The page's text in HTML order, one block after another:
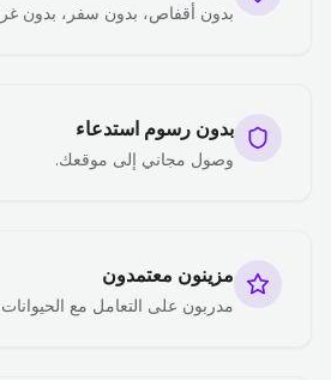
بدون أقفاص، بدون سفر، بدون
بدون رسوم استدعاء
وصول مجاني إلى موقعك.
مزينون معتمدون
مدربون على التعامل مع الحيوانات